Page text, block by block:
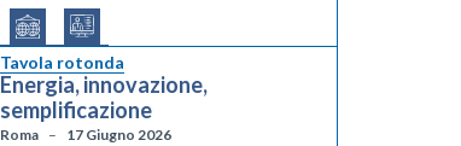
Tavola rotonda
Energia, innovazione,
semplificazione
Roma 17 Giugno 2026